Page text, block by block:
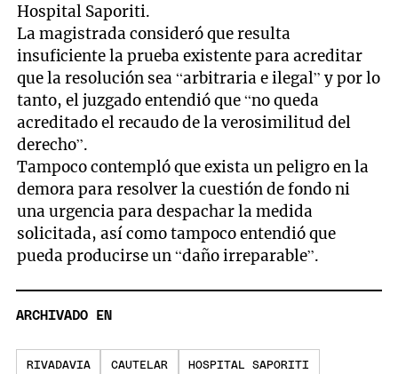
Hospital Saporiti.
La magistrada consideró que resulta
insuficiente la prueba existente para acreditar
que la resolución sea “arbitraria e ilegal” y por lo
tanto, el juzgado entendió que “no queda
acreditado el recaudo de la verosimilitud del
derecho”.
Tampoco contempló que exista un peligro en la
demora para resolver la cuestión de fondo ni
una urgencia para despachar la medida
solicitada, así como tampoco entendió que
pueda producirse un “daño irreparable”.
ARCHIVADO EN
RIVADAVIA CAUTELAR HOSPITAL SAPORITI